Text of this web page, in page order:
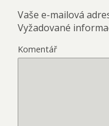
Vaše e-mailová
Vyžadované
Komentář